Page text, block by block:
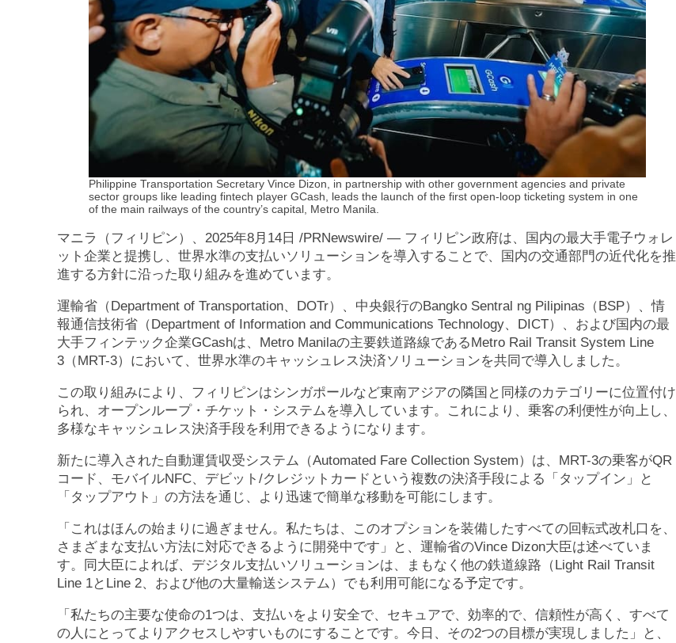
Philippine Transportation Secretary Vince Dizon, in partnership with other government agencies and private
sector groups like leading fintech player GCash, leads the launch of the first open-loop ticketing system in one
of the main railways of the country’s capital, Metro Manila.
マニラ（フィリピン）、2025年8月14日 /PRNewswire/ — フィリピン政府は、国内の最大手電子ウォレ
ット企業と提携し、世界水準の支払いソリューションを導入することで、国内の交通部門の近代化を推
進する方針に沿った取り組みを進めています。
運輸省（Department of Transportation、DOTr）、中央銀行のBangko Sentral ng Pilipinas（BSP）、情
報通信技術省（Department of Information and Communications Technology、DICT）、および国内の最
大手フィンテック企業GCashは、Metro Manilaの主要鉄道路線であるMetro Rail Transit System Line
3（MRT-3）において、世界水準のキャッシュレス決済ソリューションを共同で導入しました。
この取り組みにより、フィリピンはシンガポールなど東南アジアの隣国と同様のカテゴリーに位置付け
られ、オープンループ・チケット・システムを導入しています。これにより、乗客の利便性が向上し、
多様なキャッシュレス決済手段を利用できるようになります。
新たに導入された自動運賃収受システム（Automated Fare Collection System）は、MRT-3の乗客がQR
コード、モバイルNFC、デビット/クレジットカードという複数の決済手段による「タップイン」と
「タップアウト」の方法を通じ、より迅速で簡単な移動を可能にします。
「これはほんの始まりに過ぎません。私たちは、このオプションを装備したすべての回転式改札口を、
さまざまな支払い方法に対応できるように開発中です」と、運輸省のVince Dizon大臣は述べていま
す。同大臣によれば、デジタル支払いソリューションは、まもなく他の鉄道線路（Light Rail Transit
Line 1とLine 2、および他の大量輸送システム）でも利用可能になる予定です。
「私たちの主要な使命の1つは、支払いをより安全で、セキュアで、効率的で、信頼性が高く、すべて
の人にとってよりアクセスしやすいものにすることです。今日、その2つの目標が実現しました」と、